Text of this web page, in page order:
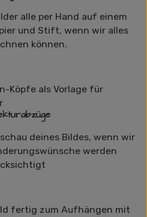
alle per Hand auf einem
und Stift, wenn wir alles
können.
deines Bildes, wenn wir
werden